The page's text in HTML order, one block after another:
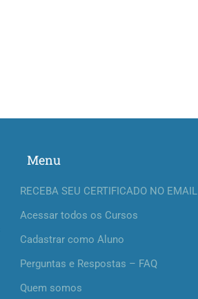
Menu
RECEBA SEU CERTIFICADO NO EMAIL
Acessar todos os Cursos
Cadastrar como Aluno
Perguntas e Respostas – FAQ
Quem somos